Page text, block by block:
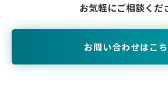
お気軽にご相談くだ
お問い合わせはこ